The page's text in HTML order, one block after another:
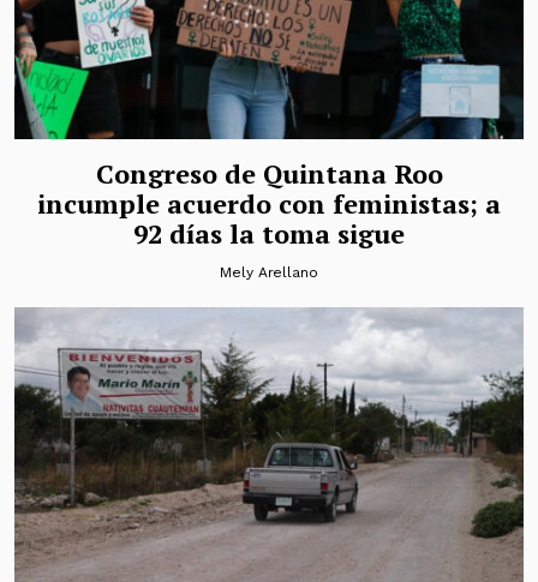
Congreso de Quintana Roo
incumple acuerdo con feministas; a
92 días la toma sigue
Mely Arellano